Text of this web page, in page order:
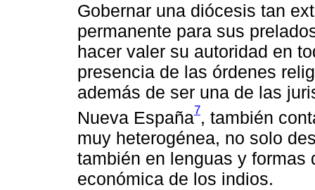
Gobernar una diócesis tan
permanente para sus
hacer valer su autoridad en
presencia de las órdenes
además de ser una de las
Nueva España7, también
muy heterogénea, no solo
también en lenguas y
económica de los indios.